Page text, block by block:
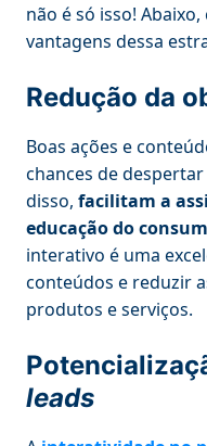
não é só isso!
vantagens dessa
Redução da
Boas ações e
chances de
disso, facilitam a
educação do
interativo é uma
conteúdos e reduzir
produtos e serviços.
leads